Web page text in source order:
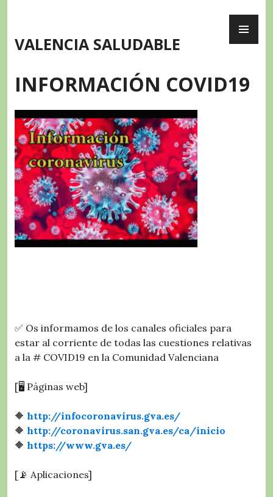
content
VALENCIA SALUDABLE
INFORMACIÓN COVID19
✅ Os informamos de los canales oficiales para
estar al corriente de todas las cuestiones relativas
a la # COVID19 en la Comunidad Valenciana
[🖥️ Páginas web]
🔶 http://infocoronavirus.gva.es/
🔶 http://coronavirus.san.gva.es/ca/inicio
🔶 https://www.gva.es/
[📡 Aplicaciones]